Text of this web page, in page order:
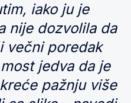
iako ju je
nije dozvolila da
večni poredak
jedva da je
pažnju više